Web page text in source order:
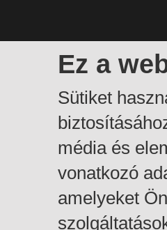
Ez a
Sütiket
média és
vonatkozó
amelyeket